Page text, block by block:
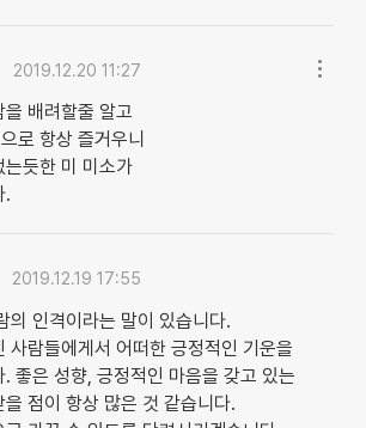
2019.12.20 11:27
배려할줄 알고
로 항상 즐거우니
듯한 미 미소가
.
2019.12.19 17:55
의 인격이라는 말이 있습니다.
사람들에게서 어떠한 긍정적인 기운을
좋은 성향, 긍정적인 마음을 갖고 있는
점이 항상 많은 것 같습니다.